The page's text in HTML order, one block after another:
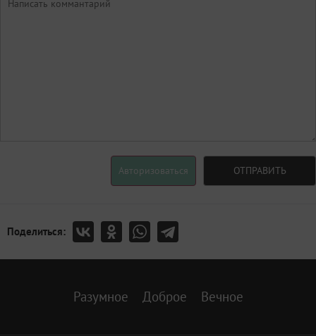
Авторизоваться ОТПРАВИТЬ
Поделиться:
Разумное Доброе Вечное